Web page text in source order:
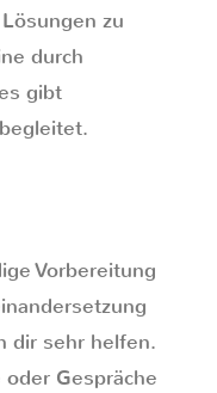
zu
durch
gibt
Vorbereitung
dir sehr helfen.
Gespräche